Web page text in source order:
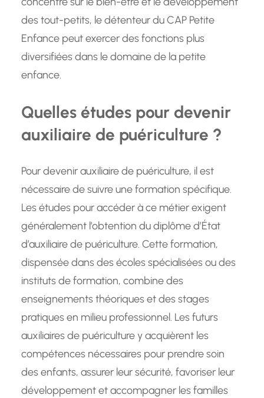
des tout-petits, le détenteur du CAP Petite
Enfance peut exercer des fonctions plus
diversifiées dans le domaine de la petite
enfance.
Quelles études pour devenir
auxiliaire de puériculture ?
Pour devenir auxiliaire de puériculture, il est
nécessaire de suivre une formation spécifique.
Les études pour accéder à ce métier exigent
généralement l’obtention du diplôme d’État
d’auxiliaire de puériculture. Cette formation,
dispensée dans des écoles spécialisées ou des
instituts de formation, combine des
enseignements théoriques et des stages
pratiques en milieu professionnel. Les futurs
auxiliaires de puériculture y acquièrent les
compétences nécessaires pour prendre soin
des enfants, assurer leur sécurité, favoriser leur
développement et accompagner les familles